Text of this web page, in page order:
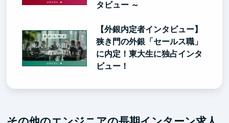
タビュー ～
【外銀内定者インタビュー】
狭き門の外銀「セールス職」
に内定！東大生に独占インタ
ビュー！